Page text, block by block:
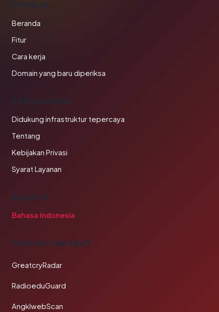
PRODUK
Beranda
Fitur
Cara kerja
Domain yang baru diperiksa
PERUSAHAAN
Didukung infrastruktur tepercaya
Tentang
Kebijakan Privasi
Syarat Layanan
BAHASA
Bahasa Indonesia
TAUTAN SAHABAT
GreatcryRadar
RadioeduGuard
AngklwebScan